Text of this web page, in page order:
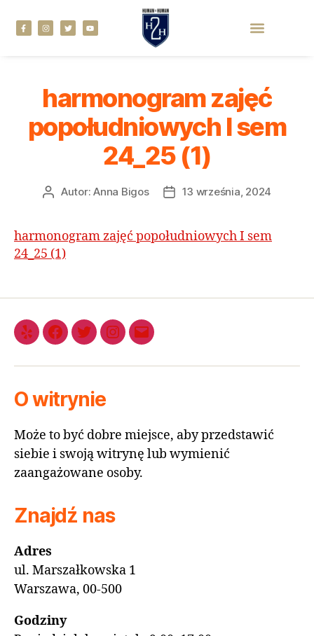
harmonogram zajęć
popołudniowych I sem
24_25 (1)
Autor:Anna Bigos 13 września, 2024
harmonogram zajęć popołudniowych I sem
24_25 (1)
O witrynie
Może to być dobre miejsce, aby przedstawić
siebie i swoją witrynę lub wymienić
zaangażowane osoby.
Znajdź nas
Adres
ul. Marszałkowska 1
Warszawa, 00-500
Godziny